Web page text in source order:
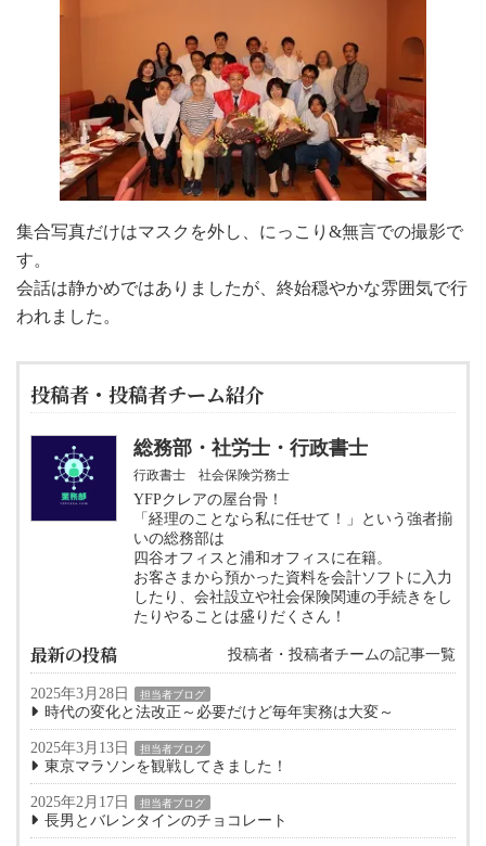
集合写真だけはマスクを外し、にっこり&無言での撮影で
す。
会話は静かめではありましたが、終始穏やかな雰囲気で行
われました。
投稿者・投稿者チーム紹介
総務部・社労士・行政書士
行政書士 社会保険労務士
YFPクレアの屋台骨！
「経理のことなら私に任せて！」という強者揃
いの総務部は
四谷オフィスと浦和オフィスに在籍。
お客さまから預かった資料を会計ソフトに入力
したり、会社設立や社会保険関連の手続きをし
たりやることは盛りだくさん！
最新の投稿 投稿者・投稿者チームの記事一覧
2025年3月28日 担当者ブログ
時代の変化と法改正～必要だけど毎年実務は大変～
2025年3月13日 担当者ブログ
東京マラソンを観戦してきました！
2025年2月17日 担当者ブログ
長男とバレンタインのチョコレート